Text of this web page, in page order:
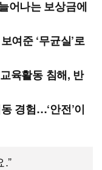
어나는 보상금에
여준 ‘무균실’로
육활동 침해, 반
경험…‘안전’이